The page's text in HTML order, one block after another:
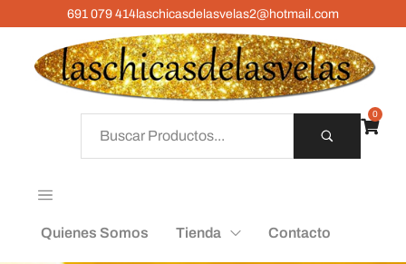
691 079 414laschicasdelasvelas2@hotmail.com
Quienes Somos Tienda Contacto
0